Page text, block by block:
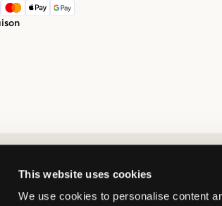
This website uses cookies
We use cookies to personalise content